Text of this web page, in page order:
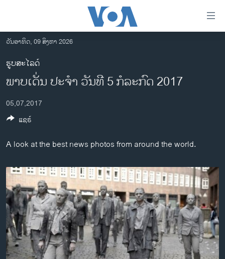
ເຂົ້າ
ຫາ
ຂ້າມ
ຂ້າມ
ໄປ
ຫາ
ຄົ້ນ
ລາວ
ອາເມຣິກາ
ການເລືອກຕັ້ງ ປະທານາທີບໍດີ ສະຫະລັດ 2024
ຂ່າວ​ຈີນ
ໂລກ
ອິດສະຫຼະພາບດ້ານການຂ່າວ
ຊີວິດຊາວລາວ
ຊຸມຊົນຊາວລາວ
ວິທະຍາສາດ-ເທັກໂນໂລຈີ
ທຸລະກິດ
ວັນອາທິດ, 09 ສິງຫາ 2026
ຮູບສະໄລດ໌
ພາບເດັ່ນ ປະຈຳ ວັນທີ 5 ກໍລະກົດ 2017
05,07,2017
A look at the best news photos from around the world.
ແຊຣ໌